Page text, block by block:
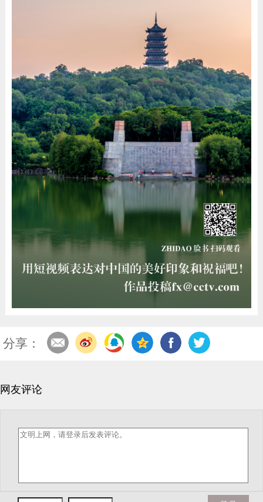
分享：
网友评论